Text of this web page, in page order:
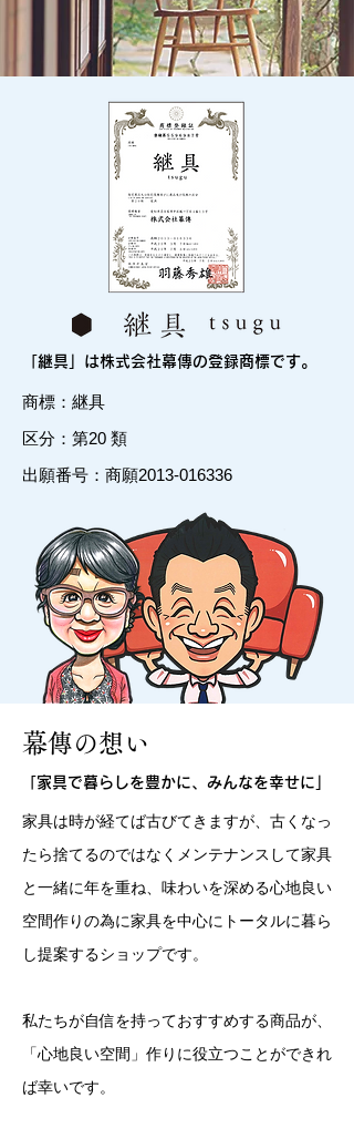
「継具」は株式会社幕傳の登録商標です。
商標：継具
区分：第20 類
出願番号：商願2013-016336
幕傳の想い
「家具で暮らしを豊かに、みんなを幸せに」
家具は時が経てば古びてきますが、古くなっ
たら捨てるのではなく メンテナンスして家具
と一緒に年を重ね、味わいを深める心地良い
空間作りの為に家具を中心にトータルに暮ら
し提案するショップです。
私たちが自信を持っておすすめする商品が、
「心地良い空間」作りに役立つことができれ
ば幸いです。